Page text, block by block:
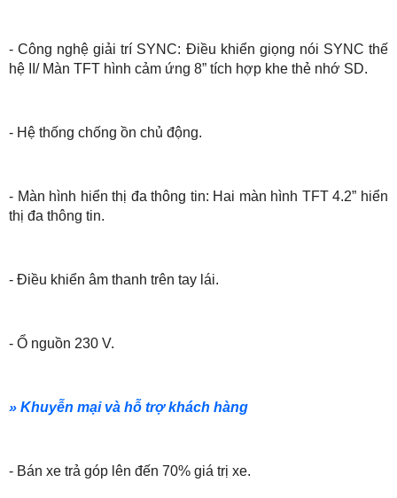
- Công nghệ giải trí SYNC: Điều khiển giọng nói SYNC thế
hệ II/ Màn TFT hình cảm ứng 8” tích hợp khe thẻ nhớ SD.
- Hệ thống chống ồn chủ động.
- Màn hình hiển thị đa thông tin: Hai màn hình TFT 4.2” hiển
thị đa thông tin.
- Điều khiển âm thanh trên tay lái.
- Ổ nguồn 230 V.
» Khuyễn mại và hỗ trợ khách hàng
- Bán xe trả góp lên đến 70% giá trị xe.